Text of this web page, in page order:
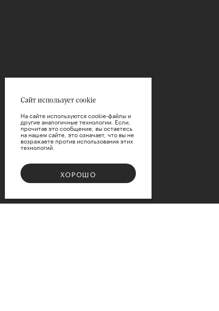
Сайт использует cookie
На сайте используются cookie-файлы и
другие аналогичные технологии. Если,
прочитав это сообщение, вы остаетесь
на нашем сайте, это означает, что вы не
возражаете против использования этих
технологий.
ХОРОШО